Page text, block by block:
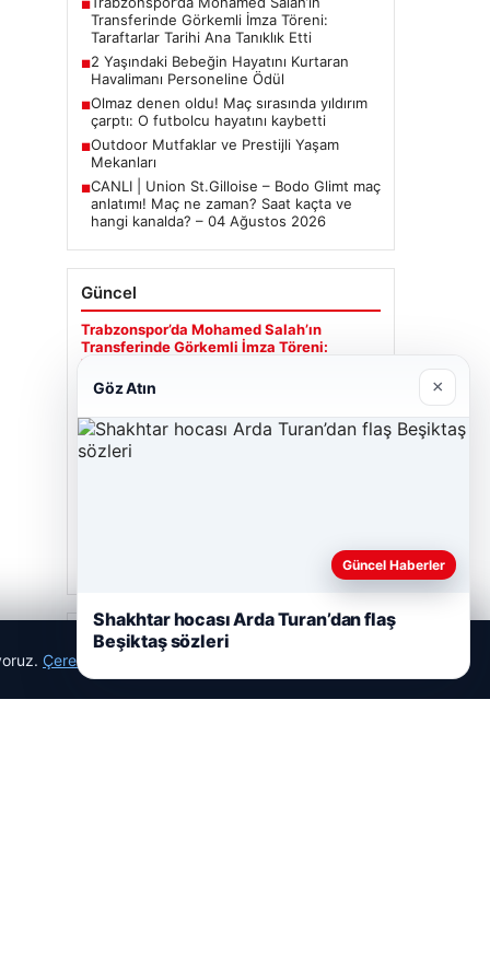
■
Transferinde Görkemli İmza Töreni:
Taraftarlar Tarihi Ana Tanıklık Etti
■2 Yaşındaki Bebeğin Hayatını Kurtaran
Havalimanı Personeline Ödül
■Olmaz denen oldu! Maç sırasında yıldırım
çarptı: O futbolcu hayatını kaybetti
■Outdoor Mutfaklar ve Prestijli Yaşam
Mekanları
■CANLI | Union St.Gilloise – Bodo Glimt maç
anlatımı! Maç ne zaman? Saat kaçta ve
hangi kanalda? – 04 Ağustos 2026
Güncel
Trabzonspor’da Mohamed Salah’ın
Transferinde Görkemli İmza Töreni:
Taraftarlar Tarihi Ana Tanıklık Etti
Son Eklenen Firmalar
Çerez Politikamız
Göz Atın ×
Güncel Haberler
Shakhtar hocası Arda Turan’dan flaş
Beşiktaş sözleri